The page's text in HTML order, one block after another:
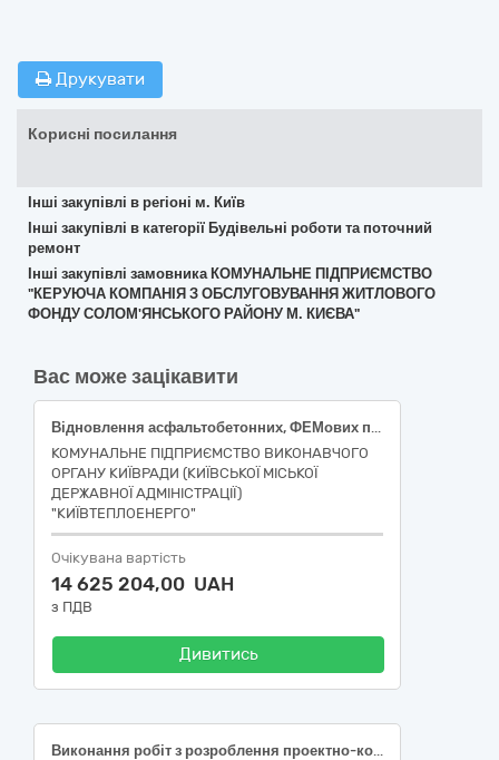
Друкувати
Корисні посилання
Інші закупівлі в регіоні м. Київ
Інші закупівлі в категорії Будівельні роботи та поточний
ремонт
Інші закупівлі замовника КОМУНАЛЬНЕ ПІДПРИЄМСТВО
"КЕРУЮЧА КОМПАНІЯ З ОБСЛУГОВУВАННЯ ЖИТЛОВОГО
ФОНДУ СОЛОМ'ЯНСЬКОГО РАЙОНУ М. КИЄВА"
Вас може зацікавити
Відновлення асфальтобетонних, ФЕМових покриттів місць розриттів після усунення пошкоджень на теплових мережах СП «КИЇВСЬКІ ТЕПЛОВІ МЕРЕЖІ» КП «КИЇВТЕПЛОЕНЕРГО» в Оболонському адміністративному районі м. Києва
КОМУНАЛЬНЕ ПІДПРИЄМСТВО ВИКОНАВЧОГО
ОРГАНУ КИЇВРАДИ (КИЇВСЬКОЇ МІСЬКОЇ
ДЕРЖАВНОЇ АДМІНІСТРАЦІЇ)
"КИЇВТЕПЛОЕНЕРГО"
Очікувана вартість
14 625 204,00 UAH
з ПДВ
Дивитись
Виконання робіт з розроблення проектно-кошторисної документації по об’єкту: КАПІТАЛЬНИЙ РЕМОНТ ЕЛЕКТРИЧНИХ МЕРЕЖ/ЕЛЕКТРОЩИТОВИХ У ЖИТЛОВОМУ БУДИНКУ ЗА АДРЕСОЮ ВУЛ. МИКОЛИ ШЕПЕЛЄВА, 8 у Солом’янському районі м. Києва- [Настанова з визначення вартості проектних, науково-проектних, вишукувальних робіт та експертизи проектної документації на будівництві (за кодом CPV за ДК 021:2015 – 45230000-8 Будівництво трубопроводів, ліній зв’язку та електропередач, шосе, доріг, аеродромів і залізничних доріг; вирівнювання поверхонь, ІА01-9 Проектування та будівництво)] (стадія «Робочий проект»)